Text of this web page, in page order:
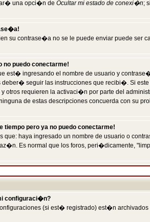
una opci�n de Ocultar mi estado de conexi�n;
su contrase�a no se le puede enviar puede ser
puedo conectarme!
est� ingresando el nombre de usuario y
deber� seguir las instrucciones que recibi�. Si
y otros requieren la activaci�n por parte del
de estas descripciones concuerda con su
pero ya no puedo conectarme!
que: haya ingresado un nombre de usuario o
Es normal que los foros, peri�dicamente,
configuraci�n?
(si est� registrado) est�n